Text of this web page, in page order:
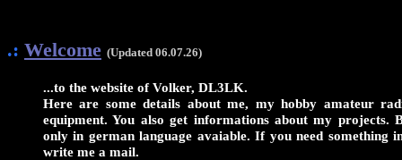
.: Welcome (Updated 06.07.26)
...to the website of Volker, DL3LK.
Here are some details about me, my hobby amateur
equipment. You also get informations about my projects.
only in german language avaiable. If you need something
write me a mail.